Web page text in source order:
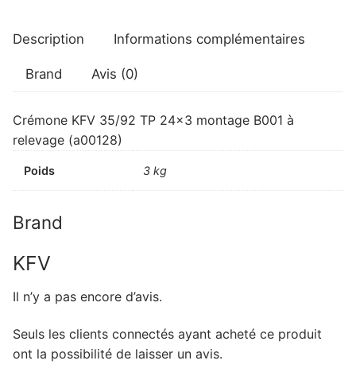
Description Informations complémentaires
Brand Avis (0)
Crémone KFV 35/92 TP 24×3 montage B001 à
relevage (a00128)
Poids 3 kg
Brand
KFV
Il n’y a pas encore d’avis.
Seuls les clients connectés ayant acheté ce produit
ont la possibilité de laisser un avis.